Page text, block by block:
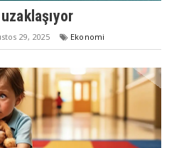
29, 2025 Ekonomi